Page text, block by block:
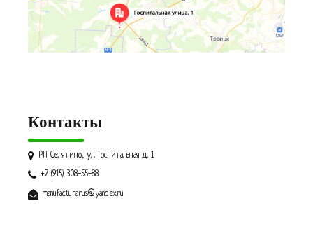
Контакты
РП Селятино, ул. Госпитальная д. 1
+7 (915) 308-55-88
manufacturarus@yandex.ru